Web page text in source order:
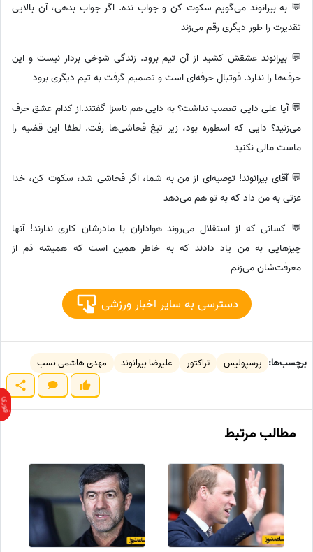
💬 به بیرانوند می‌گویم سکوت کن و جواب نده. اگر جواب بدهی، آن بالایی
تقدیرت را طور دیگری رقم می‌زند
💬 بیرانوند عشقش کشید از آن تیم برود. زندگی شوخی بردار نیست و این
حرف‌ها را ندارد. فوتبال حرفه‌ای است و تصمیم گرفت به تیم دیگری برود
💬 آیا علی دایی تعصب نداشت؟ به دایی هم ناسزا گفتند.از کدام عشق حرف
می‌زنید؟ دایی که اسطوره بود، زیر تیغ فحاشی‌ها رفت. لطفا این قضیه را
ماست مالی نکنید
💬 آقای بیرانوند! توصیه‌ای از من به شما، اگر فحاشی شد، سکوت کن، خدا
عزتی به من داد که به تو هم می‌دهد
💬 کسانی که از استقلال می‌روند هواداران با مادرشان کاری ندارند! آنها
چیزهایی به من یاد دادند که به خاطر همین است که همیشه دَم از
معرفت‌شان می‌زنم
دسترسی به سایر اخبار ورزشی
برچسب‌ها: پرسپولیس تراکتور علیرضا بیرانوند مهدی هاشمی نسب
مطالب مرتبط